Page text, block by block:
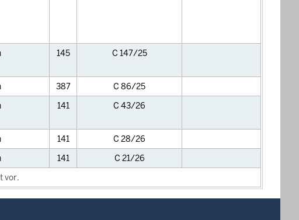
145 C 147/25
387
C 86/25
141 C 43/26
141
C 28/26
141
C 21/26
vor.